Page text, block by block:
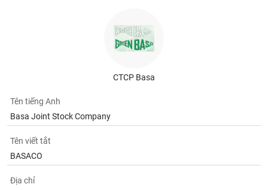
CTCP Basa
Tên tiếng Anh
Basa Joint Stock Company
Tên viết tắt
BASACO
Địa chỉ